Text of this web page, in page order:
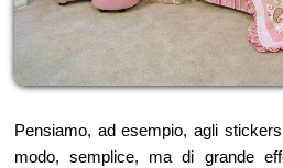
Pensiamo, ad esempio, agli
modo, semplice, ma di grande